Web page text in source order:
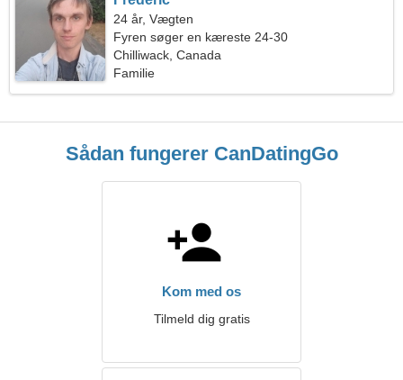
24 år, Vægten
Fyren søger en kæreste 24-30
Chilliwack, Canada
Familie
Sådan fungerer CanDatingGo
Kom med os
Tilmeld dig gratis